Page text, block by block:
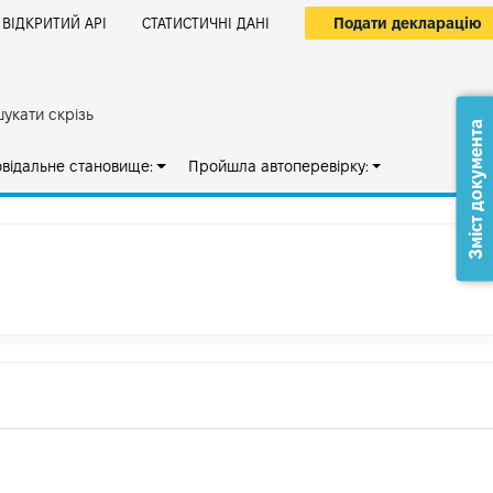
ВІДКРИТИЙ АРІ СТАТИСТИЧНІ ДАНІ Подати декларацію
скрізь
становище: Пройшла автоперевірку: Зміст документа